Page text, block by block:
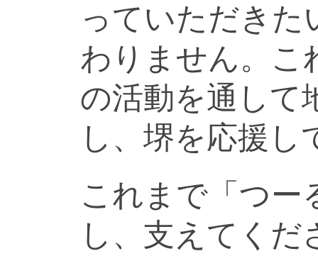
っていただきた
わりません。こ
の活動を通して
し、堺を応援し
これまで「つー
し、支えてく